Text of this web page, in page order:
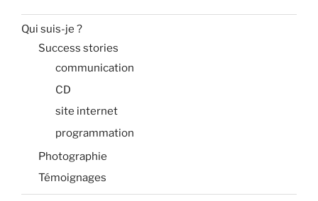
Qui suis-je ?
Success stories
communication
CD
site internet
programmation
Photographie
Témoignages